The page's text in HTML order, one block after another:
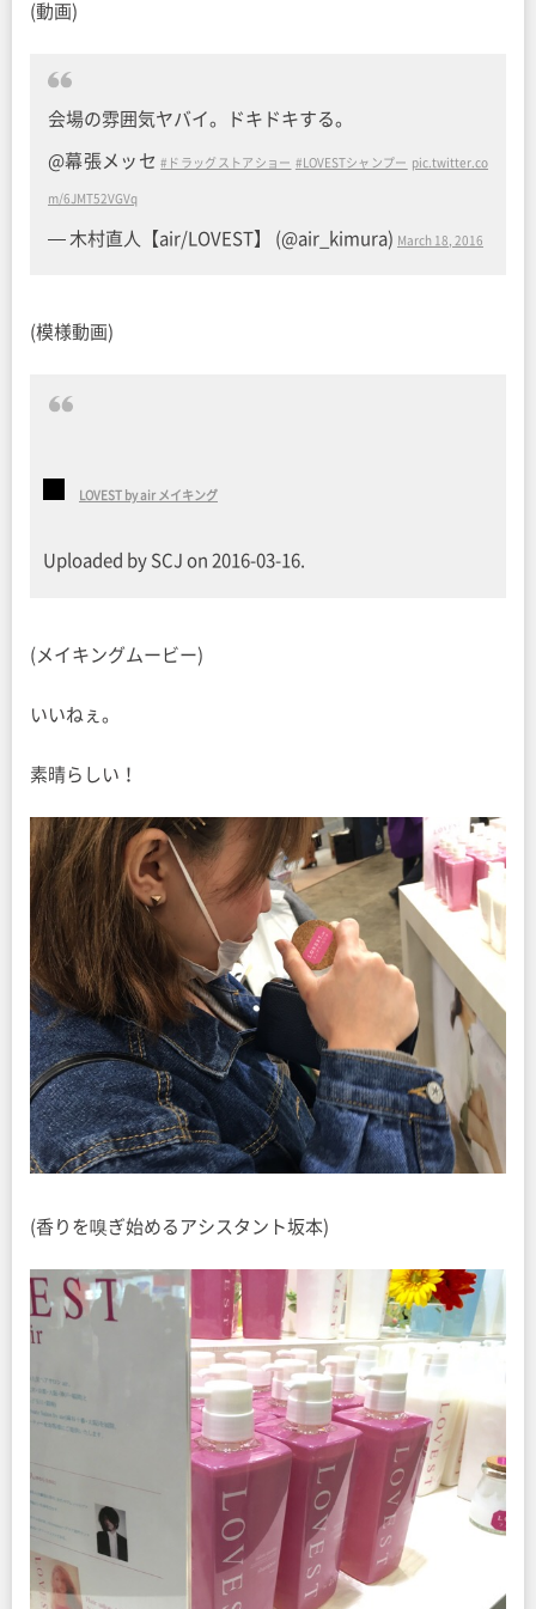
(動画)
会場の雰囲気ヤバイ。ドキドキする。
@幕張メッセ#ドラッグストアショー #LOVESTシャンプー pic.twitter.co
m/6JMT52VGVq
— 木村直人【air/LOVEST】 (@air_kimura) March 18, 2016
(模様動画)
LOVEST by air メイキング
Uploaded by SCJ on 2016-03-16.
(メイキングムービー)
いいねぇ。
素晴らしい！
(香りを嗅ぎ始めるアシスタント坂本)